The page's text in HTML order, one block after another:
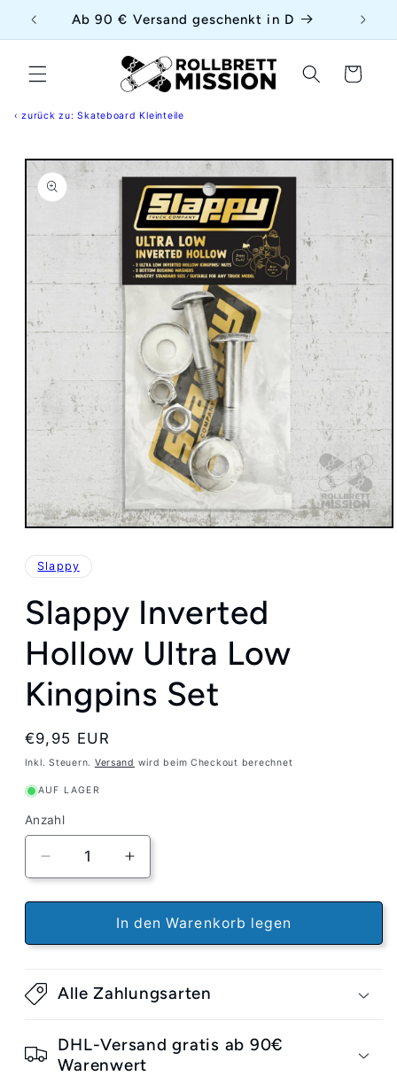
zum
Inhalt
Ab 90 € Versand geschenkt in D
Warenkorb
‹ zurück zu: Skateboard Kleinteile
Medien
in
Modal
Slappy
Slappy Inverted
Hollow Ultra Low
Kingpins Set
Normaler
Preis
€9,95 EUR
Inkl. Steuern. Versand wird beim Checkout berechnet
AUF LAGER
Anzahl
Verringere
die
Menge
Slappy
Hollow
Ultra
Kingpins
Set
Erhöhe
die
Menge
für
Slappy
Ultra
Kingpins
Set
In den Warenkorb legen
Alle Zahlungsarten
DHL-Versand gratis ab 90€
Warenwert
{{currency}}{{discount}} undefined
View Cart